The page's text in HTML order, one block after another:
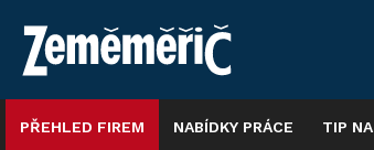
PŘEHLED FIREM NABÍDKY PRÁCE TIP